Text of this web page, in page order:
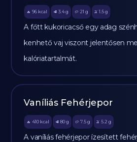
🔥 96 kcal 🥩 3.4 g 🥔 21 g 🫒 1.5 g
A főtt kukoricacső egy adag
kenhető vaj viszont jelentősen
kalóriatartalmát.
Vaníliás Fehérjepor
🔥 410 kcal 🥩 80 g 🥔 7.5g 🫒 5.2 g
A vaníliás fehérjepor ízesített